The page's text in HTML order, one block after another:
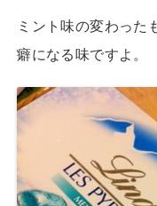
ミント味の変わった
癖になる味ですよ。